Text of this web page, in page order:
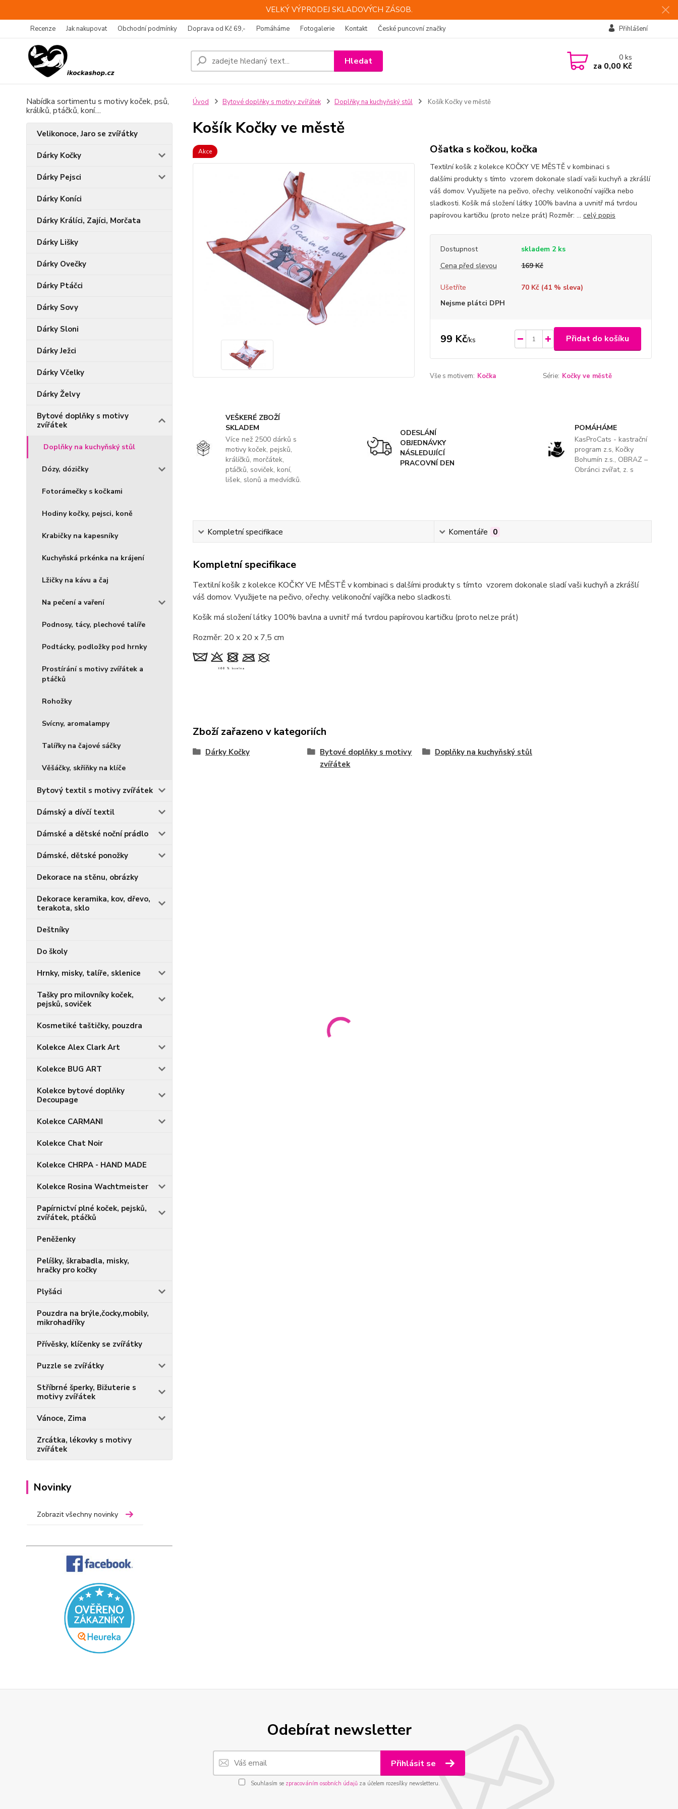
VELKÝ VÝPRODEJ SKLADOVÝCH ZÁSOB.
Recenze Jak nakupovat Obchodní podmínky Doprava od Kč 69,- Pomáháme Fotogalerie Kontakt České puncovní značky Přihlášení
Hledat 0ks
za 0,00 Kč
Nabídka sortimentu s motivy koček, psů,
králíků, ptáčků, koní....
Velikonoce, Jaro se zvířátky
Dárky Kočky
Dárky Pejsci
Dárky Koníci
Dárky Králíci, Zajíci, Morčata
Dárky Lišky
Dárky Ovečky
Dárky Ptáčci
Dárky Sovy
Dárky Sloni
Dárky Ježci
Dárky Včelky
Dárky Želvy
Bytové doplňky s motivy
zvířátek
Doplňky na kuchyňský stůl
Dózy, dózičky
Fotorámečky s kočkami
Hodiny kočky, pejsci, koně
Krabičky na kapesníky
Kuchyňská prkénka na krájení
Lžičky na kávu a čaj
Na pečení a vaření
Podnosy, tácy, plechové talíře
Podtácky, podložky pod hrnky
Prostírání s motivy zvířátek a
ptáčků
Rohožky
Svícny, aromalampy
Talířky na čajové sáčky
Věšáčky, skříňky na klíče
Bytový textil s motivy zvířátek
Dámský a dívčí textil
Dámské a dětské noční prádlo
Dámské, dětské ponožky
Dekorace na stěnu, obrázky
Dekorace keramika, kov, dřevo,
terakota, sklo
Deštníky
Do školy
Hrnky, misky, talíře, sklenice
Tašky pro milovníky koček,
pejsků, soviček
Kosmetiké taštičky, pouzdra
Kolekce Alex Clark Art
Kolekce BUG ART
Kolekce bytové doplňky
Decoupage
Kolekce CARMANI
Kolekce Chat Noir
Kolekce CHRPA - HAND MADE
Kolekce Rosina Wachtmeister
Papírnictví plné koček, pejsků,
zvířátek, ptáčků
Peněženky
Pelíšky, škrabadla, misky,
hračky pro kočky
Plyšáci
Pouzdra na brýle,čocky,mobily,
mikrohadříky
Přívěsky, klíčenky se zvířátky
Puzzle se zvířátky
Stříbrné šperky, Bižuterie s
motivy zvířátek
Vánoce, Zima
Zrcátka, lékovky s motivy
zvířátek
Novinky
Zobrazit všechny novinky
Úvod Bytové doplňky s motivy zvířátek Doplňky na kuchyňský stůl Košík Kočky ve městě
Košík Kočky ve městě
Akce Ošatka s kočkou, kočka
Textilní košík z kolekce KOČKY VE MĚSTĚ v kombinaci s
dalšími produkty s tímto vzorem dokonale sladí vaši kuchyň a zkrášlí
váš domov. Využijete na pečivo, ořechy. velikonoční vajíčka nebo
sladkosti. Košík má složení látky 100% bavlna a uvnitř má tvrdou
papírovou kartičku (proto nelze prát) Rozměr: ... celý popis
Dostupnost
skladem 2 ks
Cena před slevou
169 Kč
Ušetříte 70 Kč (41% sleva)
Nejsme plátci DPH
99 Kč/ks Přidat do košíku
Vše s motivem: Kočka Série: Kočky ve městě
VEŠKERÉ ZBOŽÍ
SKLADEM
Více než 2500 dárků s
motivy koček, pejsků,
králíčků, morčátek,
ptáčků, soviček, koní,
lišek, slonů a medvídků.
ODESLÁNÍ
OBJEDNÁVKY
NÁSLEDUJÍCÍ
PRACOVNÍ DEN
POMÁHÁME
KasProCats - kastrační
program z.s, Kočky
Bohumín z.s., OBRAZ –
Obránci zvířat, z. s
Kompletní specifikace Komentáře 0
Kompletní specifikace
Textilní košík z kolekce KOČKY VE MĚSTĚ v kombinaci s dalšími produkty s tímto vzorem dokonale sladí vaši kuchyň a zkrášlí
váš domov. Využijete na pečivo, ořechy. velikonoční vajíčka nebo sladkosti.
Košík má složení látky 100% bavlna a uvnitř má tvrdou papírovou kartičku (proto nelze prát)
Rozměr: 20 x 20 x 7,5 cm
Zboží zařazeno v kategoriích
Dárky Kočky
Bytové doplňky s motivy
zvířátek
Doplňky na kuchyňský stůl
Odebírat newsletter
Přihlásit se
Souhlasím se zpracováním osobních údajůza účelem rozesílky newsletteru.